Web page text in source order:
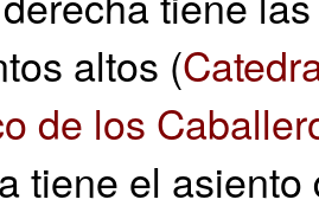
altos (
de los
tiene el